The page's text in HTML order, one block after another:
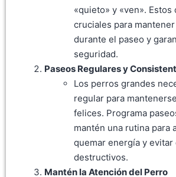
«quieto» y «ven». Estos
cruciales para
durante el paseo y
seguridad.
Paseos Regulares y
Los perros grandes
regular para
felices. Programa
mantén una rutina para
quemar energía y
destructivos.
Mantén la Atención del Perro